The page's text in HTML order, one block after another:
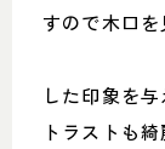
すので木口
した印象を
トラストも